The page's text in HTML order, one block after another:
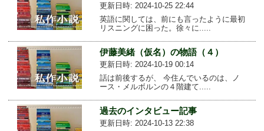
更新日時: 2024-10-25 22:44
英語に関しては、前にも言ったように最初
リスニングに困った。徐々に.....
伊藤美緒（仮名）の物語（４）
更新日時: 2024-10-19 00:14
話は前後するが、 今住んでいるのは、ノ
ース・メルボルンの４階建て.....
過去のインタビュー記事
更新日時: 2024-10-13 22:38